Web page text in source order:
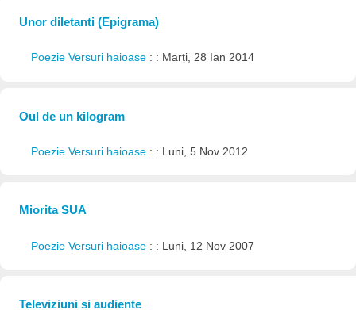
Unor diletanti (Epigrama)
Poezie Versuri haioase : : Marți, 28 Ian 2014
Oul de un kilogram
Poezie Versuri haioase : : Luni, 5 Nov 2012
Miorita SUA
Poezie Versuri haioase : : Luni, 12 Nov 2007
Televiziuni si audiente